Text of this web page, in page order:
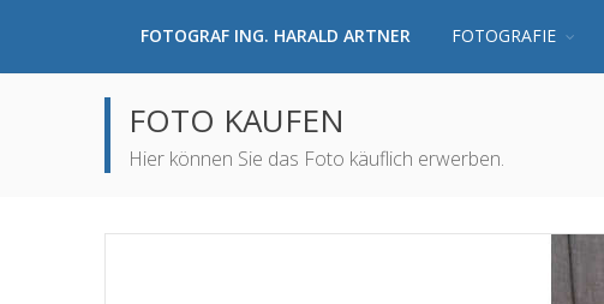
FOTOGRAF ING. HARALD ARTNER FOTOGRAFIE
FOTO KAUFEN
Hier können Sie das Foto käuflich erwerben.